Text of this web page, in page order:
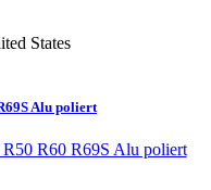
States
Alu poliert